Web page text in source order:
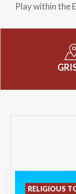
Play within the
RELIGIOUS